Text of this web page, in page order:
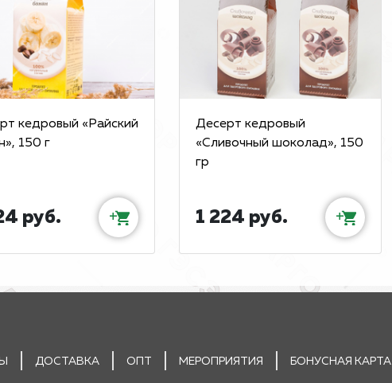
кедровый «Райский
150 г
руб. +
Десерт кедровый
«Сливочный шоколад», 150
гр
1 224 руб. +
ДОСТАВКА ОПТ МЕРОПРИЯТИЯ БОНУСНАЯ КАРТА